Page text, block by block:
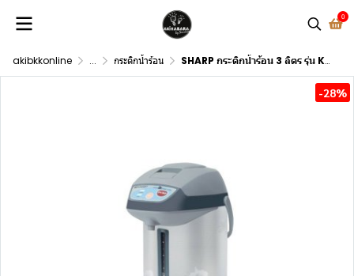
0
akibkkonline ... กระติกน้ำร้อน SHARP กระติกน้ำร้อน 3 ลิตร รุ่น KP-Y32P
-28%